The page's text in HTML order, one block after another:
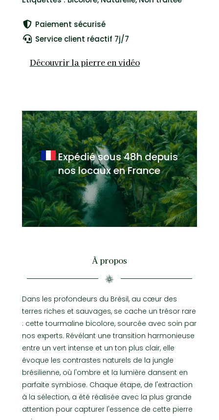
Brésil
#L1002
 Paiement sécurisé
 Service client réactif 7j/7
Découvrir la pierre en vidéo
Expédié sous 48hdepuis
nos locaux en France
À propos
Dans les profondeurs du Brésil, au cœur des
terres riches et sauvages, se cache un trésor rare
: cette tourmaline bicolore, sourcée avec soin par
nos experts. Révélant une transition harmonieuse
entre un vert intense et un ton plus clair, elle
évoque les contrastes naturels de la jungle
brésilienne, où l'ombre et la lumière dansent en
parfaite symbiose. Chaque étape, de l'extraction
à la sélection, a été réalisée avec la plus grande
attention pour capturer l'essence de cette pierre